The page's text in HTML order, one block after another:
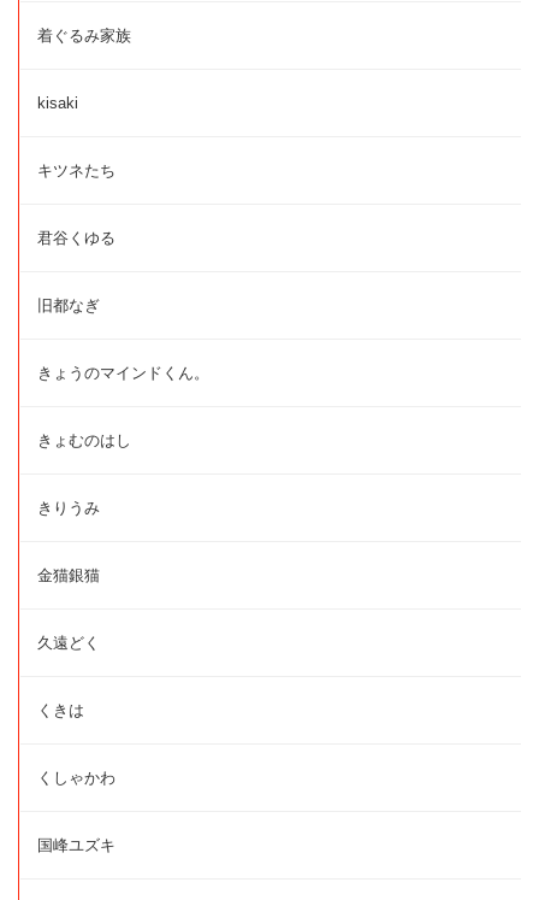
着ぐるみ家族
kisaki
キツネたち
君谷くゆる
旧都なぎ
きょうのマインドくん。
きょむのはし
きりうみ
金猫銀猫
久遠どく
くきは
くしゃかわ
国峰ユズキ